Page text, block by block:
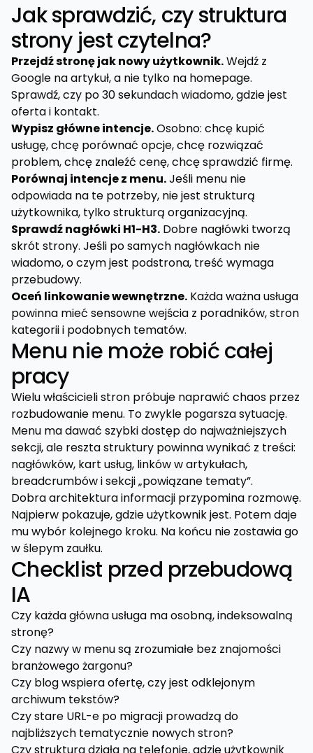
Jak sprawdzić, czy struktura
strony jest czytelna?
Przejdź stronę jak nowy użytkownik.Wejdź z
Google na artykuł, a nie tylko na homepage.
Sprawdź, czy po 30 sekundach wiadomo, gdzie jest
oferta i kontakt.
Wypisz główne intencje.Osobno: chcę kupić
usługę, chcę porównać opcje, chcę rozwiązać
problem, chcę znaleźć cenę, chcę sprawdzić firmę.
Porównaj intencje z menu.Jeśli menu nie
odpowiada na te potrzeby, nie jest strukturą
użytkownika, tylko strukturą organizacyjną.
Sprawdź nagłówki H1-H3. Dobre nagłówki tworzą
skrót strony. Jeśli po samych nagłówkach nie
wiadomo, o czym jest podstrona, treść wymaga
przebudowy.
Oceń linkowanie wewnętrzne. Każda ważna usługa
powinna mieć sensowne wejścia z poradników, stron
kategorii i podobnych tematów.
Menu nie może robić całej
pracy
Wielu właścicieli stron próbuje naprawić chaos przez
rozbudowanie menu. To zwykle pogarsza sytuację.
Menu ma dawać szybki dostęp do najważniejszych
sekcji, ale reszta struktury powinna wynikać z treści:
nagłówków, kart usług, linków w artykułach,
breadcrumbów i sekcji „powiązane tematy”.
Dobra architektura informacji przypomina rozmowę.
Najpierw pokazuje, gdzie użytkownik jest. Potem daje
mu wybór kolejnego kroku. Na końcu nie zostawia go
w ślepym zaułku.
Checklist przed przebudową
IA
Czy każda główna usługa ma osobną, indeksowalną
stronę?
Czy nazwy w menu są zrozumiałe bez znajomości
branżowego żargonu?
Czy blog wspiera ofertę, czy jest odklejonym
archiwum tekstów?
Czy stare URL-e po migracji prowadzą do
najbliższych tematycznie nowych stron?